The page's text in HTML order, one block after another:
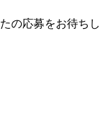
の応募をお待ちし